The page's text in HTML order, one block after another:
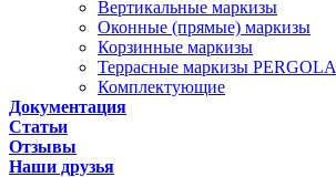
Вертикальные маркизы
Оконные (прямые) маркизы
Корзинные маркизы
Террасные маркизы PERGOLA
Комплектующие
Документация
Статьи
Отзывы
Наши друзья